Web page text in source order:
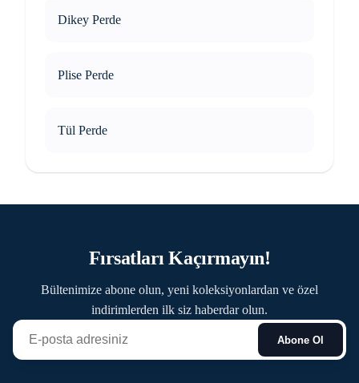
Dikey Perde
Plise Perde
Tül Perde
Fırsatları Kaçırmayın!
Bültenimize abone olun, yeni koleksiyonlardan ve özel
indirimlerden ilk siz haberdar olun.
Abone Ol